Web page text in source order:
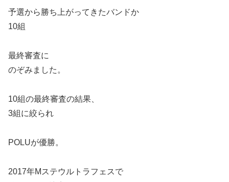
予選から勝ち上がってきたバンドか
10組
最終審査に
のぞみました。
10組の最終審査の結果、
3組に絞られ
POLUが優勝。
2017年Mステウルトラフェスで